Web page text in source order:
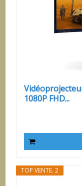
1080P FHD...
TOP VENTE. 2